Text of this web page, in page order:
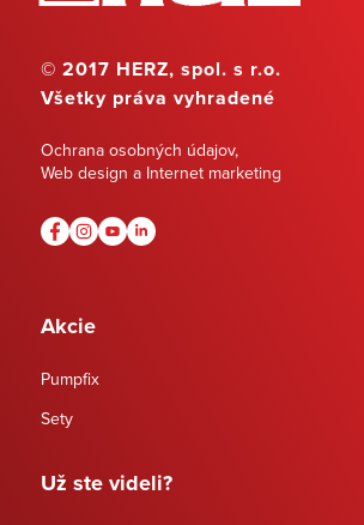
© 2017 HERZ, spol. s r.o.
Všetky práva vyhradené
Ochrana osobných údajov,
Web design a Internet marketing
Akcie
Pumpfix
Sety
Už ste videli?